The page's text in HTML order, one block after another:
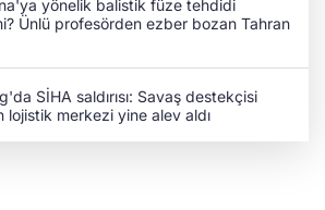
yönelik balistik füze tehdidi
Ünlü profesörden ezber bozan Tahran
SİHA saldırısı: Savaş destekçisi
lojistik merkezi yine alev aldı